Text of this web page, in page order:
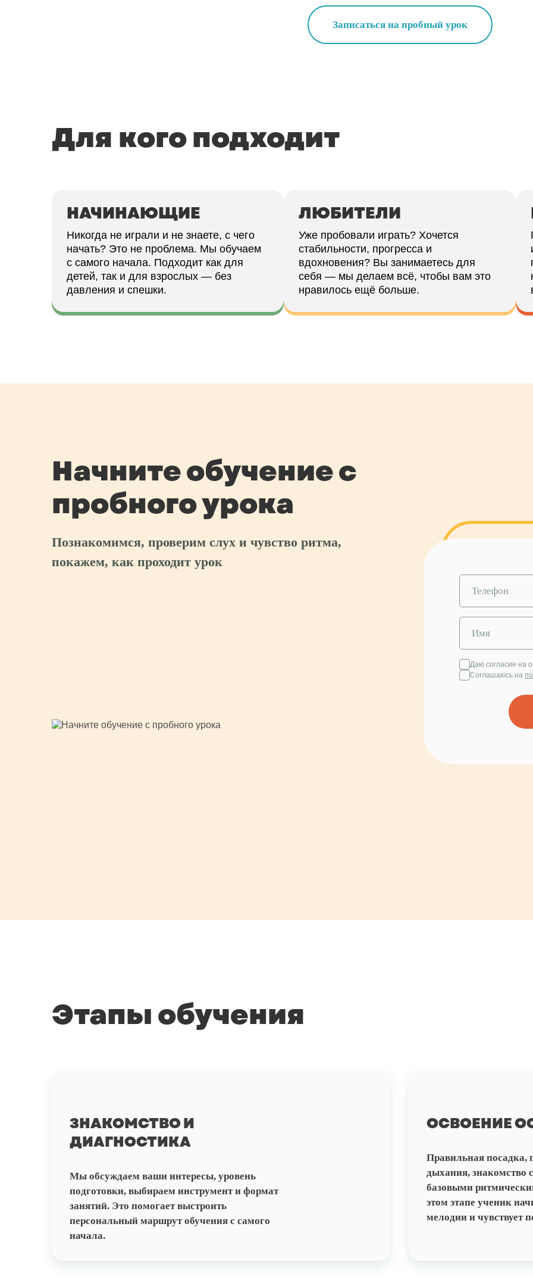
Записаться на пробный урок
Для кого подходит
НАЧИНАЮЩИЕ
Никогда не играли и не знаете, с чего
начать? Это не проблема. Мы обучаем
с самого начала. Подходит как для
детей, так и для взрослых — без
давления и спешки.
ЛЮБИТЕЛИ
Уже пробовали играть? Хочется
стабильности, прогресса и
вдохновения? Вы занимаетесь для
себя — мы делаем всё, чтобы вам это
нравилось ещё больше.
Начните обучение с
пробного урока
Познакомимся, проверим слух и чувство ритма,
покажем, как проходит урок
Даю согласие на
Соглашаюсь на
Этапы обучения
ЗНАКОМСТВО И
ДИАГНОСТИКА
Мы обсуждаем ваши интересы, уровень
подготовки, выбираем инструмент и формат
занятий. Это помогает выстроить
персональный маршрут обучения с самого
начала.
ОСВОЕНИЕ
Правильная посадка,
дыхания, знакомство
базовыми
этом этапе ученик
мелодии и чувствует